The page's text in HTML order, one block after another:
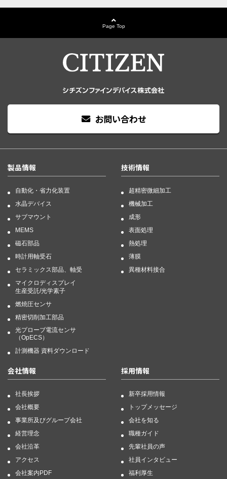
Page Top
お問い合わせ
製品情報
自動化・省力化装置
水晶デバイス
サブマウント
MEMS
磁石部品
時計用軸受石
セラミックス部品、軸受
マイクロディスプレイ
生産受託/光学素子
燃焼圧センサ
精密切削加工部品
光プローブ電流センサ
（OpECS）
計測機器 資料ダウンロード
技術情報
超精密微細加工
機械加工
成形
表面処理
熱処理
薄膜
異種材料接合
会社情報
社長挨拶
会社概要
事業所及びグループ会社
経営理念
会社沿革
アクセス
会社案内PDF
採用情報
新卒採用情報
トップメッセージ
会社を知る
職種ガイド
先輩社員の声
社員インタビュー
福利厚生